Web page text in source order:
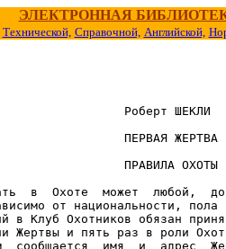
ЭЛЕКТРОННАЯ
Технической, Справочной, Английской,